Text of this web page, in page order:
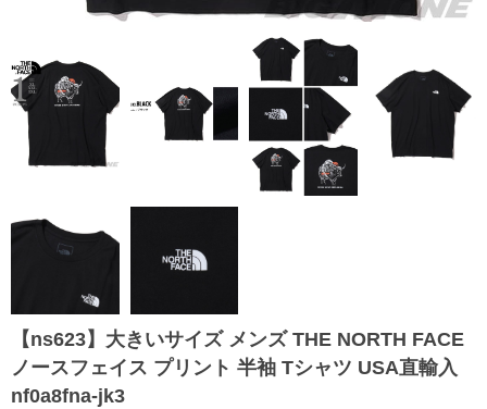
【ns623】大きいサイズ メンズ THE NORTH FACE
ノースフェイス プリント 半袖 Tシャツ USA直輸入
nf0a8fna-jk3